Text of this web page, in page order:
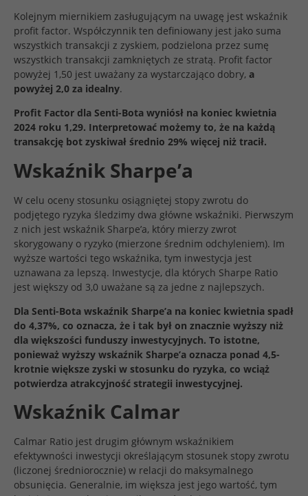
Kolejnym miernikiem zasługującym na uwagę jest wskaźnik
profit factor. Współczynnik ten definiowany jest jako suma
wszystkich transakcji z zyskiem, podzielona przez sumę
wszystkich transakcji zamkniętych ze stratą. Profit factor
powyżej 1,50 jest uważany za wystarczająco dobry, a
powyżej 2,0 za idealny.
Profit Factor dla Senti-Bota wyniósł na koniec kwietnia
2024 roku 1,29. Interpretować możemy to, że na każdą
transakcję bot zyskiwał średnio 29% więcej niż tracił.
Wskaźnik Sharpe’a
W celu oceny stosunku osiągniętej stopy zwrotu do
podjętego ryzyka śledzimy dwa główne wskaźniki. Pierwszym
z nich jest wskaźnik Sharpe’a, który mierzy zwrot
skorygowany o ryzyko (mierzone średnim odchyleniem). Im
wyższe wartości tego wskaźnika, tym inwestycja jest
uznawana za lepszą. Inwestycje, dla których Sharpe Ratio
jest większy od 3,0 uważane są za jedne z najlepszych.
Dla Senti-Bota wskaźnik Sharpe’a na koniec kwietnia spadł
do 4,37%, co oznacza, że i tak był on znacznie wyższy niż
dla większości funduszy inwestycyjnych. To istotne,
ponieważ wyższy wskaźnik Sharpe’a oznacza ponad 4,5-
krotnie większe zyski w stosunku do ryzyka, co wciąż
potwierdza atrakcyjność strategii inwestycyjnej.
Wskaźnik Calmar
Calmar Ratio jest drugim głównym wskaźnikiem
efektywności inwestycji określającym stosunek stopy zwrotu
(liczonej średniorocznie) w relacji do maksymalnego
obsunięcia. Generalnie, im większa jest jego wartość, tym